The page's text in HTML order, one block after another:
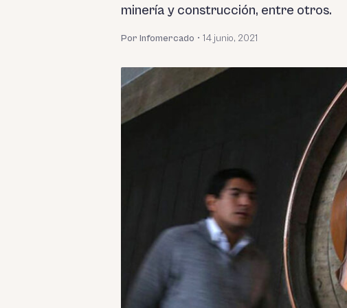
minería y construcción, entre otros.
Por Infomercado • 14 junio, 2021